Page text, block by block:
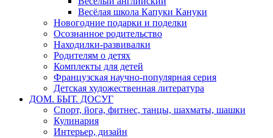
Весёлая школа Капуки Кануки
Новогодние подарки и поделки
Осознанное родительство
Находилки-развивалки
Родителям о детях
Комплекты для детей
Французская научно-популярная серия
Детская художественная литература
ДОМ. БЫТ. ДОСУГ
Спорт, йога, фитнес, танцы, шахматы, шашки
Кулинария
Интерьер, дизайн